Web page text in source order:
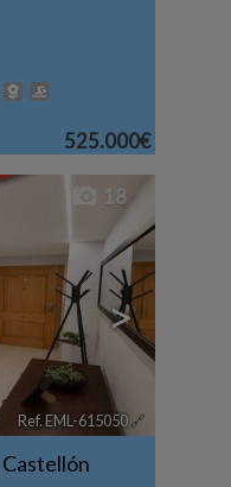
525.000€
>
18
Ref. EML-615050🔗
Castellón